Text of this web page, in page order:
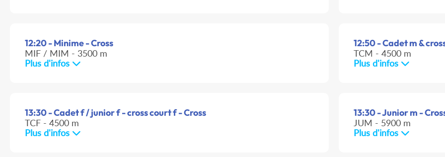
12:20 - Minime - Cross
MIF / MIM - 3500 m
Plus d'infos
12:50 - Cadet m &
TCM - 4500 m
Plus d'infos
13:30 - Cadet f / junior f - cross court f - Cross
TCF - 4500 m
Plus d'infos
13:30 - Junior m -
JUM - 5900 m
Plus d'infos